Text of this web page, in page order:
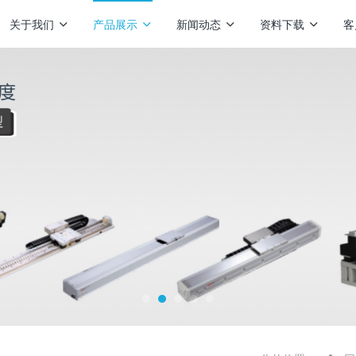
关于我们 产品展示 新闻动态 资料下载